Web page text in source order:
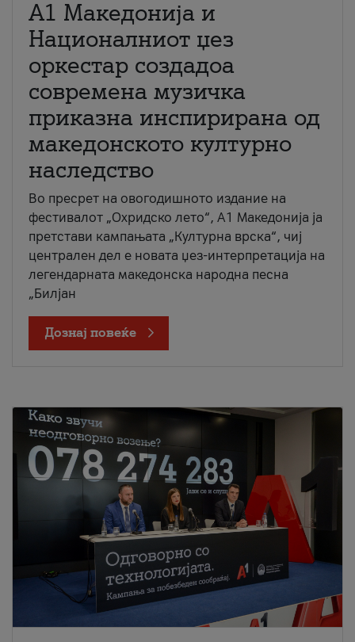
А1 Македонија и
Националниот џез
оркестар создадоа
современа музичка
приказна инспирирана од
македонското културно
наследство
Во пресрет на овогодишното издание на
фестивалот „Охридско лето“, А1 Македонија ја
претстави кампањата „Културна врска“, чиј
централен дел е новата џез-интерпретација на
легендарната македонска народна песна
„Билјан
Дознај повеќе